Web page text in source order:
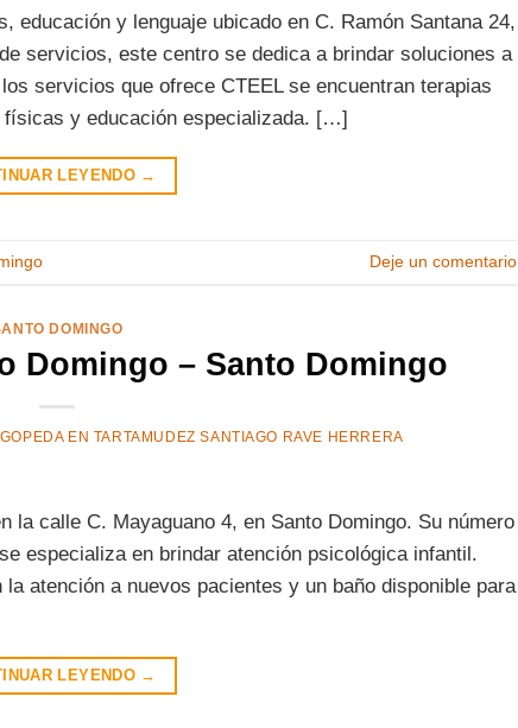
educación y lenguaje ubicado en C. Ramón Santana 24,
servicios, este centro se dedica a brindar soluciones a
servicios que ofrece CTEEL se encuentran terapias
físicas y educación especializada. […]
LEYENDO →
Deje un comentario
DOMINGO
Domingo – Santo Domingo
EN TARTAMUDEZ SANTIAGO RAVE HERRERA
la calle C. Mayaguano 4, en Santo Domingo. Su número
especializa en brindar atención psicológica infantil.
atención a nuevos pacientes y un baño disponible para
LEYENDO →